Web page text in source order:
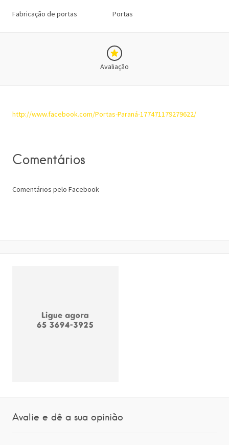
Fabricação de portas Portas
Avaliação
http://www.facebook.com/Portas-Paraná-177471179279622/
Comentários
Comentários pelo Facebook
Avalie e dê a sua opinião